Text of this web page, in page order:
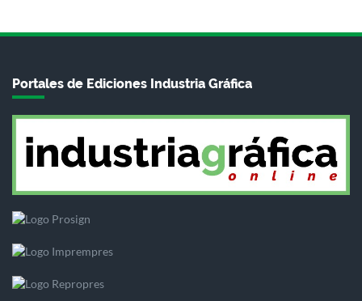
Portales de Ediciones Industria Gráfica